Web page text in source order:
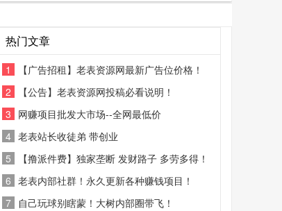
热门文章
1
【广告招租】老表资源网最新广告位价格！
2
【公告】老表资源网投稿必看说明！
3 网赚项目批发大市场--全网最低价
4 老表站长收徒弟 带创业
5
【撸派件费】独家垄断 发财路子 多劳多得！
6 老表内部社群！永久更新各种赚钱项目！
7 自己玩球别瞎蒙！大树内部圈带飞！